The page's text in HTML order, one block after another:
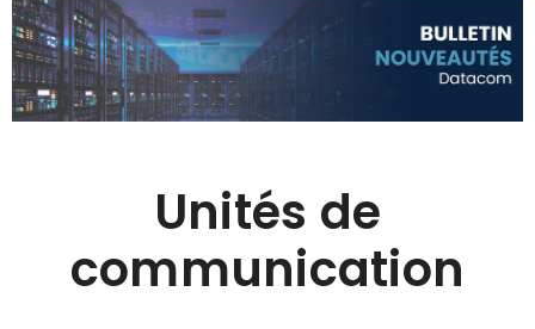
Unités de
communication